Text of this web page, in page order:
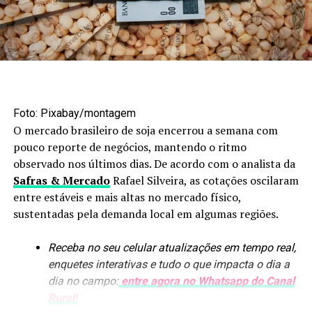
processamento
Os biocombustíveis estão entre os segmentos que mais
avançaram nesse processo. Em nove anos, a produção de
etanol passou de 1,6 bilhão para uma previsão de
bilhões de litros
. A arrecadação de ICMS do setor
também aumentou, de R$ 300 milhões para mais de R$ 4
bilhões.
O crescimento das usinas trouxe novos produtos para
dentro da cadeia, como óleo de milho e DDG, utilizado
Foto: Pixabay/montagem
O mercado brasileiro de soja encerrou a semana com
pouco reporte de negócios, mantendo o ritmo
observado nos últimos dias. De acordo com o analista da
Safras & MercadoRafael Silveira, as cotações oscilaram
entre estáveis e mais altas no mercado físico,
sustentadas pela demanda local em algumas regiões.
Receba no seu celular atualizações em tempo real,
enquetes interativas e tudo o que impacta o dia a
dia no campo: entre agora no Whatsapp do Canal
Rural!